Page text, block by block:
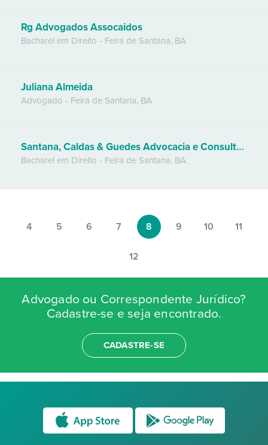
Rg Advogados Assocaidos
Bacharel em Direito - Feira de Santana, BA
Juliana Almeida
Advogado - Feira de Santana, BA
Santana, Caldas & Guedes Advocacia e Consultoria
Bacharel em Direito - Feira de Santana, BA
4 5 6 7 8 9 10 11
12
Advogado ou Correspondente Jurídico?
Cadastre-se e seja encontrado.
CADASTRE-SE